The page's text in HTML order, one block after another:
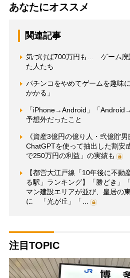
あなたにオススメ
関連記事
気づけば700万円も… ゲーム廃
た人たち
パチンコをやめてゲームを趣味
かかる」
「iPhone→Android」「
予想外だったこと
《資産3億円の億り人・弐億貯男
ChatGPTを使って抽出した割安
で250万円の利益」の実績も
【都営大江戸線「10年後に不動
る駅」ランキング】「勝どき」
マン建設エリアが並び、皇居の
に 「光が丘」「…
注目TOPIC